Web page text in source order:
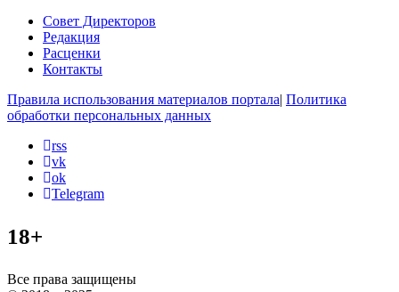
Совет Директоров
Редакция
Расценки
Контакты
Правила использования материалов портала| Политика
обработки персональных данных
rss
vk
ok
Telegram
18+
Все права защищены